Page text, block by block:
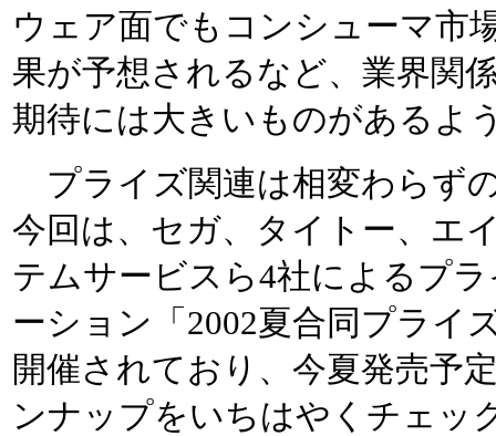
ウェア面でもコンシューマ市
果が予想されるなど、業界関
期待には大きいものがあるよ
プライズ関連は相変わらず
今回は、セガ、タイトー、エ
テムサービスら4社によるプ
ーション「2002夏合同プライ
開催されており、今夏発売予
ンナップをいちはやくチェッ